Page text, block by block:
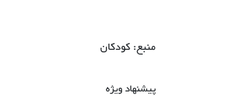
منبع: کودکان
پیشنهاد ویژه